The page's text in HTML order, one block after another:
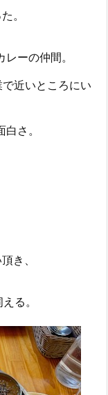
。
ーの仲間。
近いところにい
さ。
き、
る。